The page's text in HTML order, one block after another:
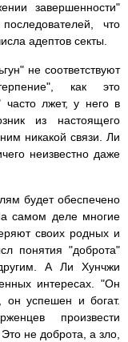
завершенности"
что
адептов секты.
не соответствуют
как это
часто лжет, у него в
из настоящего
никакой связи. Ли
неизвестно даже
будет обеспечено
самом деле многие
своих родных и
понятия "доброта"
А Ли Хунчжи
интересах. "Он
успешен и богат.
произвести
не доброта, а зло,